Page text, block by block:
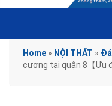
Home » NỘI THẤT » Đá
cương tại quận 8【Ưu